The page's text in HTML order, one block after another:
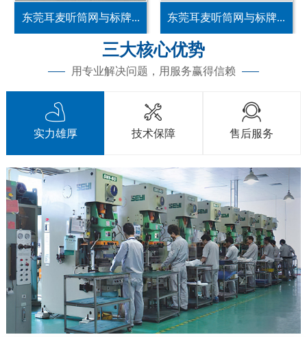
东莞耳麦听筒网与标牌... 东莞耳麦听筒网与标牌...
三大核心优势
用专业解决问题，用服务赢得信赖

实力雄厚

技术保障

售后服务